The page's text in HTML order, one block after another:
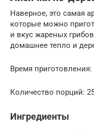
Наверное, это самая
которые можно
и вкус жареных
домашнее тепло и
Время
Количество порций:
Ингредиенты